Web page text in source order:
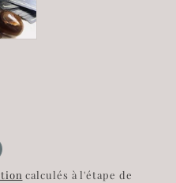
calculés à l'étape de